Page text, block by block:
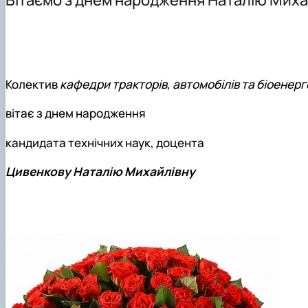
Як нас знайти
Навчальні лабораторії
Міжнародні зв'язки
Колективкафедри тракторів, автомобілів та
вітає з днем народження
кандидата технічних наук, доцента
Цивенкову Наталію Михайлівну